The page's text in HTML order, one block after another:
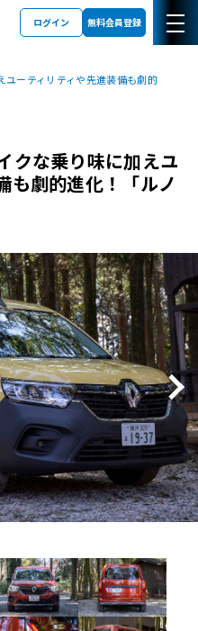
ログイン 無料会員登録
ユーティリティや先進装備も劇的
クな乗り味に加えユ
も劇的進化！「ルノ